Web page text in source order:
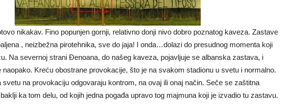
nikakav. Fino popunjen gornji, relativno donji nivo dobro poznatog kaveza. Zastave
, neizbežna pirotehnika, sve do jaja! I onda…dolazi do presudnog momenta koji
Na severnoj strani Đenoana, do našeg kaveza, pojavljuje se albanska zastava, i
Kreću obostrane provokacije, što je na svakom stadionu u svetu i normalno.
svetu na provokaciju odgovaraju kontrom, na ovaj ili onaj način. Seče se zaštitna
ka tom delu, od kojih jedna pogađa upravo tog majmuna koji je izvadio tu zastavu.